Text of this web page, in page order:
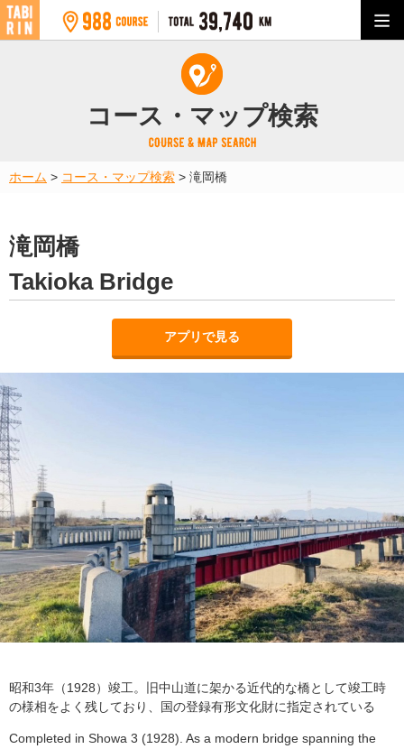
コース・マップ検索
ホーム > コース・マップ検索 > 滝岡橋
滝岡橋
Takioka Bridge
アプリで見る
昭和3年（1928）竣工。旧中山道に架かる近代的な橋として竣工時
の様相をよく残しており、国の登録有形文化財に指定されている
Completed in Showa 3 (1928). As a modern bridge spanning the